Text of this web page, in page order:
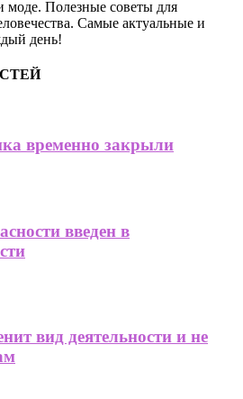
моде. Полезные советы для
Самые актуальные и
день!
временно закрыли
введен в
вид деятельности и не